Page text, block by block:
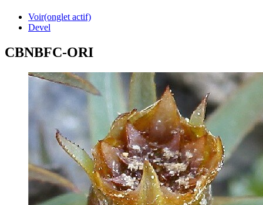
Voir(onglet actif)
Devel
CBNBFC-ORI